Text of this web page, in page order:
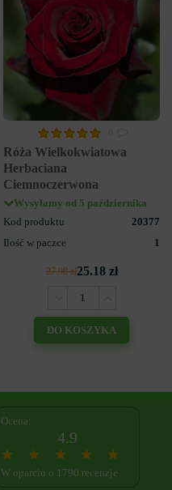
Róża Wielkokwiatowa
Herbaciana
Ciemnoczerwona
Wysyłamy od 5 października
Kod produktu
20377
Ilość w paczce
1
27.98 zł25.18 zł
DO KOSZYKA
Ocena:
4.9
W oparciu o 1790 recenzje